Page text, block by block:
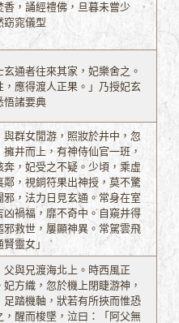
，誦經禮佛，旦暮未嘗少
窈窕儀型
通者往來其家，妃樂舍之。
，應得渡人正果。」乃授妃玄
悟諸要典
群女閒游，照妝於井中，忽
井而上，有神侍仙官一班，
，妃受之不疑。少頃，乘虛
鄰，視銅符果出神授，莫不驚
，法力日見玄通。常身在室
凶禍福，靡不奇中。自窺井得
邪救世，屢顯神異。常駕雲飛
靈女」
與兄渡海北上。時西風正
方織，忽於機上閉睫游神，
足踏機軸，狀若有所挾而惟恐
，醒而梭墜，泣曰：「阿父無